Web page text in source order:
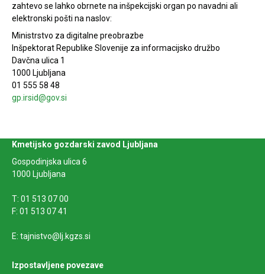
zahtevo se lahko obrnete na inšpekcijski organ po navadni ali
elektronski pošti na naslov:
Ministrstvo za digitalne preobrazbe
Inšpektorat Republike Slovenije za informacijsko družbo
Davčna ulica 1
1000 Ljubljana
01 555 58 48
gp.irsid@gov.si
Kmetijsko gozdarski zavod Ljubljana
Gospodinjska ulica 6
1000 Ljubljana
T: 01 513 07 00
F: 01 513 07 41
E: tajnistvo@lj.kgzs.si
Izpostavljene povezave